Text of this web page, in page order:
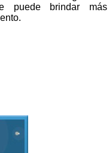
puede brindar más